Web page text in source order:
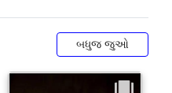
બધુજ જુઓ